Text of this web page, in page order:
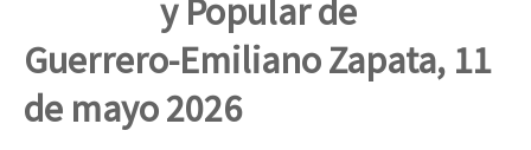
México
Latinoamérica
Dia 3 do Encontro “Guerra contra a Humanidade”
Dia 2 do Encontro “Guerra contra a Humanidad”
y Popular de
Guerrero-Emiliano Zapata, 11
de mayo 2026